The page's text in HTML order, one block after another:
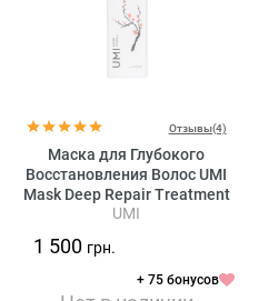
Отзывы(4)
Маска для Глубокого
Восстановления Волос UMI
Mask Deep Repair Treatment
UMI
1 500 грн.
+ 75 бонусов